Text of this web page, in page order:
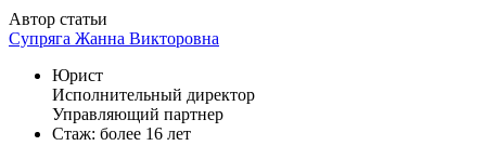
Автор статьи
Супряга Жанна Викторовна
Юрист
Исполнительный директор
Управляющий партнер
Стаж: более 16 лет